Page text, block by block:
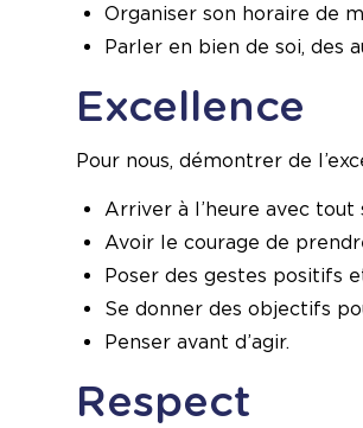
Organiser son horaire de
Parler en bien de soi, des
Excellence
Pour nous, démontrer de
Arriver à l’heure avec tout
Avoir le courage de
Poser des gestes positifs
Se donner des objectifs
Penser avant d’agir.
Respect